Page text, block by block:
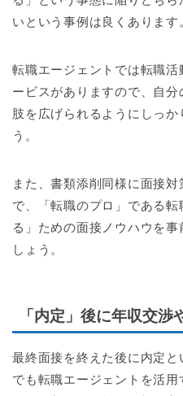
いという事例は良くあります
転職エージェントでは転職
ービスがありますので、自
肢を広げられるようにしっか
う。
また、書類添削同様に面接
で、「転職のプロ」である
る」ための面接ノウハウを
しょう。
「内定」後に年収交渉
最終面接を終えた後に内定と
でも転職エージェントを活